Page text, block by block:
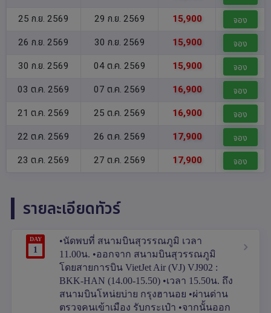
25 ก.ย. 2569 29 ก.ย. 2569 15,900 จอง
26 ก.ย. 2569 30 ก.ย. 2569 15,900 จอง
30 ก.ย. 2569 04 ต.ค. 2569 15,900 จอง
03 ต.ค. 2569 07 ต.ค. 2569 16,900 จอง
21 ต.ค. 2569 25 ต.ค. 2569 16,900 จอง
22 ต.ค. 2569 26 ต.ค. 2569 17,900 จอง
23 ต.ค. 2569 27 ต.ค. 2569 17,900 จอง
รายละเอียดทัวร์
DAY
1
•นัดพบที่ สนามบินสุวรรณภูมิ เวลา
11.00น. •ออกจาก สนามบินสุวรรณภูมิ
โดยสายการบิน VietJet Air (VJ) VJ902 :
BKK-HAN (14.00-15.50) •เวลา 15.50น. ถึง
สนามบินโหน่ยบ่าย กรุงฮานอย •ผ่านด่าน
ตรวจคนเข้าเมือง รับกระเป๋า •จากนั้นออก